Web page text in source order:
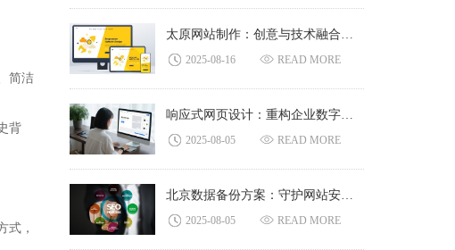
简洁
背
式，
2025-08-16 READ MORE
2025-08-05 READ MORE
2025-08-05 READ MORE